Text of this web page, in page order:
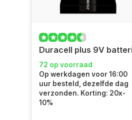
Duracell plus 9V
72 op voorraad
Op werkdagen voor 16:00
uur besteld, dezelfde dag
verzonden. Korting: 20x-
10%